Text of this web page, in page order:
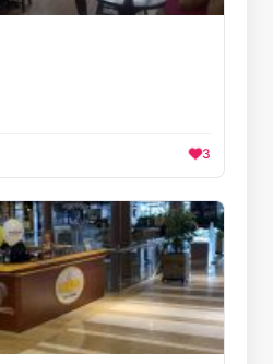
3